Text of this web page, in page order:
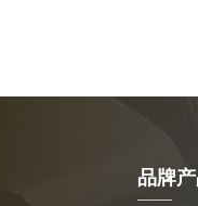
品牌